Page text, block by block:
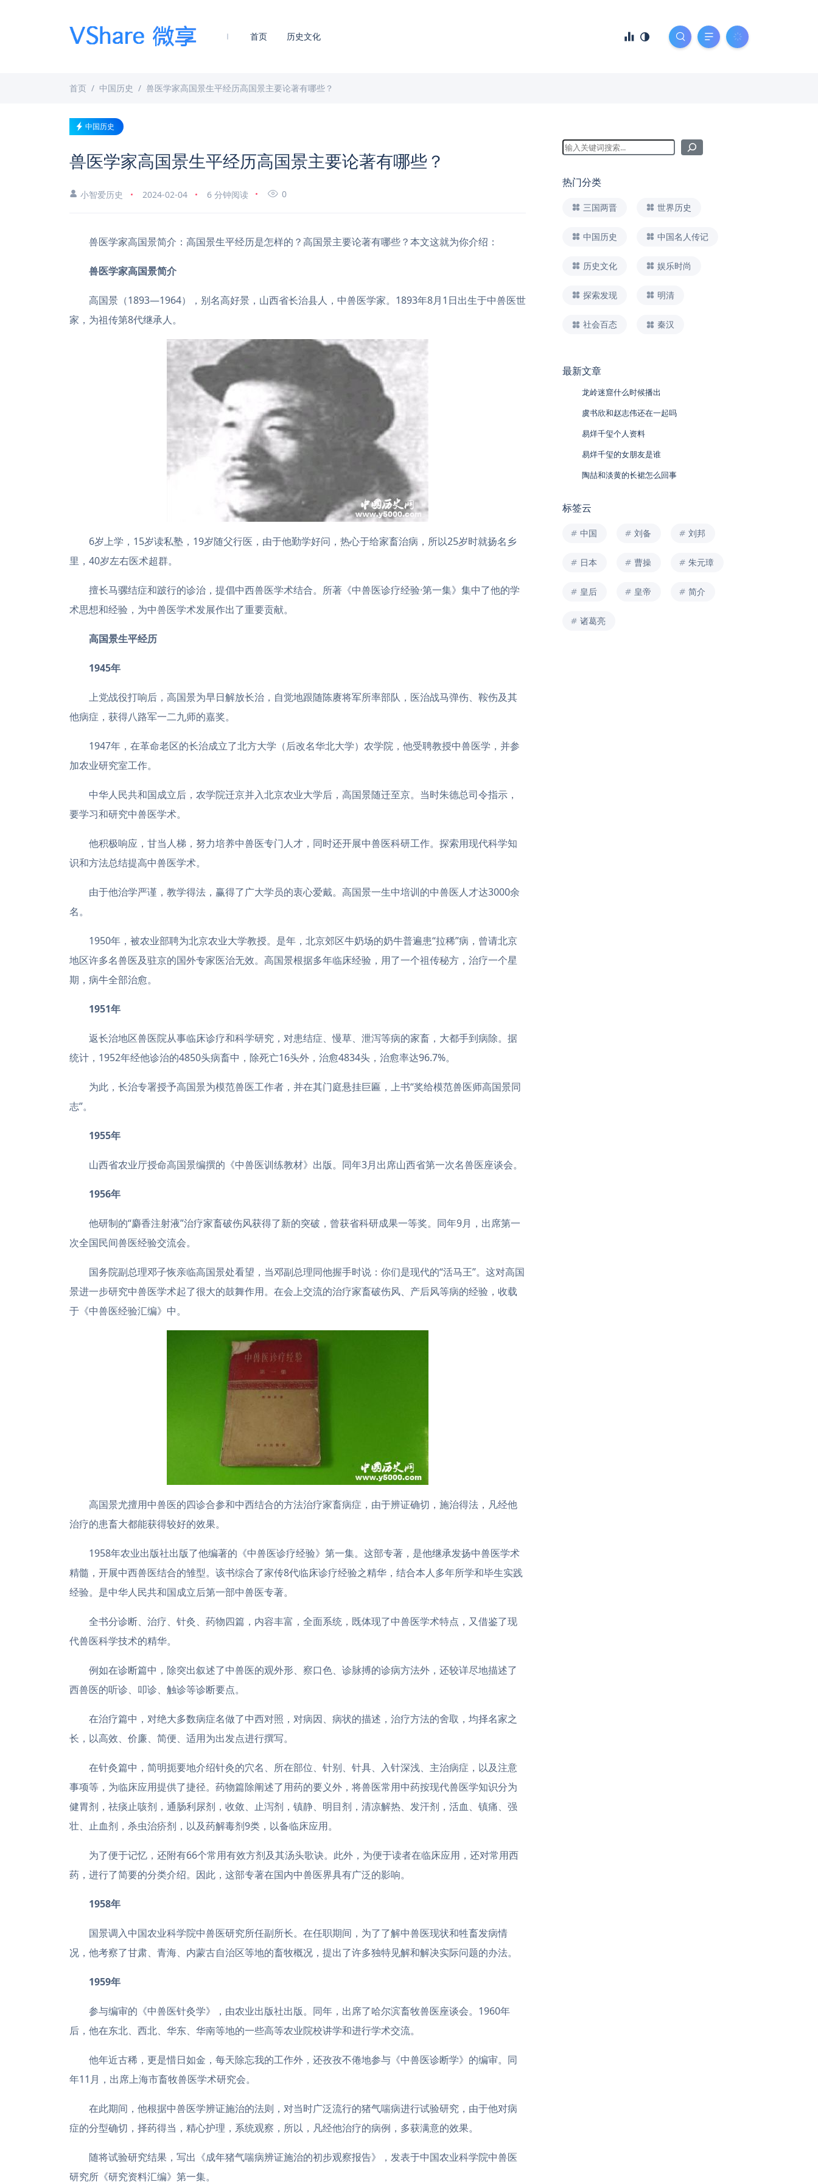
首页 历史文化
首页 中国历史 兽医学家高国景生平经历高国景主要论著有哪些？
中国历史
兽医学家高国景生平经历高国景主要论著有哪些？
小智爱历史 2024-02-04 6 分钟阅读 0
兽医学家高国景简介：高国景生平经历是怎样的？高国景主要论著有哪些？本文这就为你介绍：
兽医学家高国景简介
高国景（1893—1964），别名高好景，山西省长治县人，中兽医学家。1893年8月1日出生于中兽医世
家，为祖传第8代继承人。
6岁上学，15岁读私塾，19岁随父行医，由于他勤学好问，热心于给家畜治病，所以25岁时就扬名乡
里，40岁左右医术超群。
擅长马骡结症和跛行的诊治，提倡中西兽医学术结合。所著《中兽医诊疗经验·第一集》集中了他的学
术思想和经验，为中兽医学术发展作出了重要贡献。
高国景生平经历
1945年
上党战役打响后，高国景为早日解放长治，自觉地跟随陈赓将军所率部队，医治战马弹伤、鞍伤及其
他病症，获得八路军一二九师的嘉奖。
1947年，在革命老区的长治成立了北方大学（后改名华北大学）农学院，他受聘教授中兽医学，并参
加农业研究室工作。
中华人民共和国成立后，农学院迁京并入北京农业大学后，高国景随迁至京。当时朱德总司令指示，
要学习和研究中兽医学术。
他积极响应，甘当人梯，努力培养中兽医专门人才，同时还开展中兽医科研工作。探索用现代科学知
识和方法总结提高中兽医学术。
由于他治学严谨，教学得法，赢得了广大学员的衷心爱戴。高国景一生中培训的中兽医人才达3000余
名。
1950年，被农业部聘为北京农业大学教授。是年，北京郊区牛奶场的奶牛普遍患“拉稀”病，曾请北京
地区许多名兽医及驻京的国外专家医治无效。高国景根据多年临床经验，用了一个祖传秘方，治疗一个星
期，病牛全部治愈。
1951年
返长治地区兽医院从事临床诊疗和科学研究，对患结症、慢草、泄泻等病的家畜，大都手到病除。据
统计，1952年经他诊治的4850头病畜中，除死亡16头外，治愈4834头，治愈率达96.7%。
为此，长治专署授予高国景为模范兽医工作者，并在其门庭悬挂巨匾，上书“奖给模范兽医师高国景同
志”。
1955年
山西省农业厅授命高国景编撰的《中兽医训练教材》出版。同年3月出席山西省第一次名兽医座谈会。
1956年
他研制的“麝香注射液”治疗家畜破伤风获得了新的突破，曾获省科研成果一等奖。同年9月，出席第一
次全国民间兽医经验交流会。
国务院副总理邓子恢亲临高国景处看望，当邓副总理同他握手时说：你们是现代的“活马王”。这对高国
景进一步研究中兽医学术起了很大的鼓舞作用。在会上交流的治疗家畜破伤风、产后风等病的经验，收载
于《中兽医经验汇编》中。
高国景尤擅用中兽医的四诊合参和中西结合的方法治疗家畜病症，由于辨证确切，施治得法，凡经他
治疗的患畜大都能获得较好的效果。
1958年农业出版社出版了他编著的《中兽医诊疗经验》第一集。这部专著，是他继承发扬中兽医学术
精髓，开展中西兽医结合的雏型。该书综合了家传8代临床诊疗经验之精华，结合本人多年所学和毕生实践
经验。是中华人民共和国成立后第一部中兽医专著。
全书分诊断、治疗、针灸、药物四篇，内容丰富，全面系统，既体现了中兽医学术特点，又借鉴了现
代兽医科学技术的精华。
例如在诊断篇中，除突出叙述了中兽医的观外形、察口色、诊脉搏的诊病方法外，还较详尽地描述了
西兽医的听诊、叩诊、触诊等诊断要点。
在治疗篇中，对绝大多数病症名做了中西对照，对病因、病状的描述，治疗方法的舍取，均择名家之
长，以高效、价廉、简便、适用为出发点进行撰写。
在针灸篇中，简明扼要地介绍针灸的穴名、所在部位、针别、针具、入针深浅、主治病症，以及注意
事项等，为临床应用提供了捷径。药物篇除阐述了用药的要义外，将兽医常用中药按现代兽医学知识分为
健胃剂，祛痰止咳剂，通肠利尿剂，收敛、止泻剂，镇静、明目剂，清凉解热、发汗剂，活血、镇痛、强
壮、止血剂，杀虫治疥剂，以及药解毒剂9类，以备临床应用。
为了便于记忆，还附有66个常用有效方剂及其汤头歌诀。此外，为便于读者在临床应用，还对常用西
药，进行了简要的分类介绍。因此，这部专著在国内中兽医界具有广泛的影响。
1958年
国景调入中国农业科学院中兽医研究所任副所长。在任职期间，为了了解中兽医现状和牲畜发病情
况，他考察了甘肃、青海、内蒙古自治区等地的畜牧概况，提出了许多独特见解和解决实际问题的办法。
1959年
参与编审的《中兽医针灸学》，由农业出版社出版。同年，出席了哈尔滨畜牧兽医座谈会。1960年
后，他在东北、西北、华东、华南等地的一些高等农业院校讲学和进行学术交流。
他年近古稀，更是惜日如金，每天除忘我的工作外，还孜孜不倦地参与《中兽医诊断学》的编审。同
年11月，出席上海市畜牧兽医学术研究会。
在此期间，他根据中兽医学辨证施治的法则，对当时广泛流行的猪气喘病进行试验研究，由于他对病
症的分型确切，择药得当，精心护理，系统观察，所以，凡经他治疗的病例，多获满意的效果。
随将试验研究结果，写出《成年猪气喘病辨证施治的初步观察报告》，发表于中国农业科学院中兽医
研究所《研究资料汇编》第一集。
热门分类
三国两晋 世界历史
中国历史 中国名人传记
历史文化 娱乐时尚
探索发现 明清
社会百态 秦汉
最新文章
龙岭迷窟什么时候播出
虞书欣和赵志伟还在一起吗
易烊千玺个人资料
易烊千玺的女朋友是谁
陶喆和淡黄的长裙怎么回事
标签云
中国 刘备 刘邦
日本 曹操 朱元璋
皇后 皇帝 简介
诸葛亮